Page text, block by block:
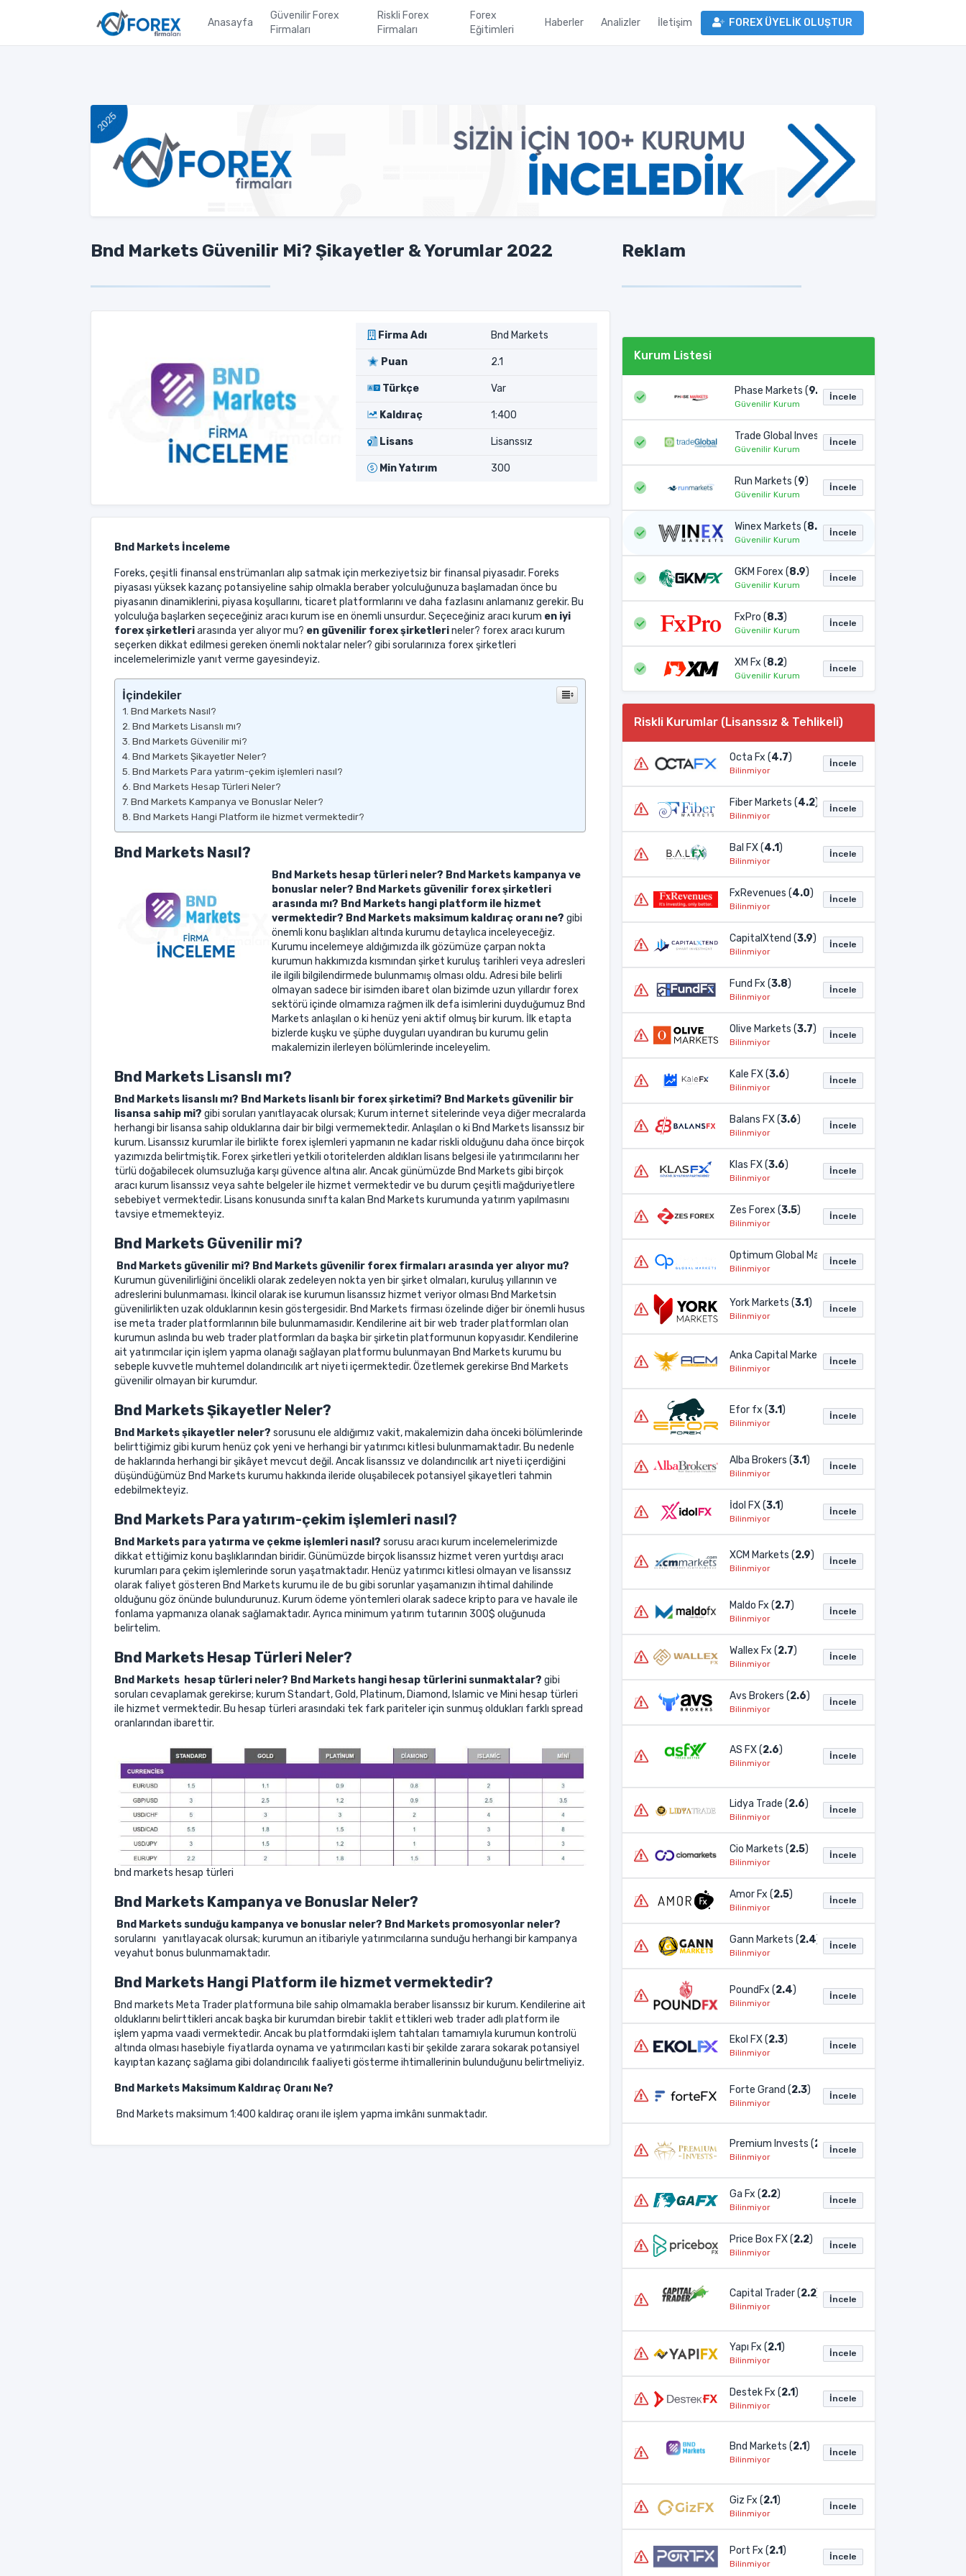
Anasayfa
Güvenilir Forex
Firmaları
Riskli Forex
Firmaları
Forex
Eğitimleri
Haberler Analizler İletişim FOREX ÜYELİK OLUŞTUR
Bnd Markets Güvenilir Mi? Şikayetler & Yorumlar 2022
Firma Adı Bnd Markets
Puan 2.1
Türkçe Var
Kaldıraç 1:400
Lisans Lisanssız
Min Yatırım 300
Bnd Markets İnceleme
Foreks, çeşitli finansal enstrümanları alıp satmak için merkeziyetsiz bir finansal piyasadır. Foreks
piyasası yüksek kazanç potansiyeline sahip olmakla beraber yolculuğunuza başlamadan önce bu
piyasanın dinamiklerini, piyasa koşullarını, ticaret platformlarını ve daha fazlasını anlamanız gerekir. Bu
yolculuğa başlarken seçeceğiniz aracı kurum ise en önemli unsurdur. Seçeceğiniz aracı kurum en iyi
forex şirketleriarasında yer alıyor mu? en güvenilir forex şirketlerineler? forex aracı kurum
seçerken dikkat edilmesi gereken önemli noktalar neler? gibi sorularınıza forex şirketleri
incelemelerimizle yanıt verme gayesindeyiz.
İçindekiler
Bnd Markets Nasıl?
Bnd Markets Lisanslı mı?
Bnd Markets Güvenilir mi?
Bnd Markets Şikayetler Neler?
Bnd Markets Para yatırım-çekim işlemleri nasıl?
Bnd Markets Hesap Türleri Neler?
Bnd Markets Kampanya ve Bonuslar Neler?
Bnd Markets Hangi Platform ile hizmet vermektedir?
Bnd Markets Nasıl?
Bnd Markets hesap türleri neler? Bnd Markets kampanya ve
bonuslar neler? Bnd Markets güvenilir forex şirketleri
arasında mı? Bnd Markets hangi platform ile hizmet
vermektedir? Bnd Markets maksimum kaldıraç oranı ne? gibi
önemli konu başlıkları altında kurumu detaylıca inceleyeceğiz.
Kurumu incelemeye aldığımızda ilk gözümüze çarpan nokta
kurumun hakkımızda kısmından şirket kuruluş tarihleri veya adresleri
ile ilgili bilgilendirmede bulunmamış olması oldu. Adresi bile belirli
olmayan sadece bir isimden ibaret olan bizimde uzun yıllardır forex
sektörü içinde olmamıza rağmen ilk defa isimlerini duyduğumuz Bnd
Markets anlaşılan o ki henüz yeni aktif olmuş bir kurum. İlk etapta
bizlerde kuşku ve şüphe duyguları uyandıran bu kurumu gelin
makalemizin ilerleyen bölümlerinde inceleyelim.
Bnd Markets Lisanslı mı?
Bnd Markets lisanslı mı? Bnd Markets lisanlı bir forex şirketimi? Bnd Markets güvenilir bir
lisansa sahip mi? gibi soruları yanıtlayacak olursak; Kurum internet sitelerinde veya diğer mecralarda
herhangi bir lisansa sahip olduklarına dair bir bilgi vermemektedir. Anlaşılan o ki Bnd Markets lisanssız bir
kurum. Lisanssız kurumlar ile birlikte forex işlemleri yapmanın ne kadar riskli olduğunu daha önce birçok
yazımızda belirtmiştik. Forex şirketleri yetkili otoritelerden aldıkları lisans belgesi ile yatırımcılarını her
türlü doğabilecek olumsuzluğa karşı güvence altına alır. Ancak günümüzde Bnd Markets gibi birçok
aracı kurum lisanssız veya sahte belgeler ile hizmet vermektedir ve bu durum çeşitli mağduriyetlere
sebebiyet vermektedir. Lisans konusunda sınıfta kalan Bnd Markets kurumunda yatırım yapılmasını
tavsiye etmemekteyiz.
Bnd Markets Güvenilir mi?
Bnd Markets güvenilir mi? Bnd Markets güvenilir forex firmaları arasında yer alıyor mu?
Kurumun güvenilirliğini öncelikli olarak zedeleyen nokta yen bir şirket olmaları, kuruluş yıllarının ve
adreslerini bulunmaması. İkincil olarak ise kurumun lisanssız hizmet veriyor olması Bnd Marketsin
güvenilirlikten uzak olduklarının kesin göstergesidir. Bnd Markets firması özelinde diğer bir önemli husus
ise meta trader platformlarının bile bulunmamasıdır. Kendilerine ait bir web trader platformları olan
kurumun aslında bu web trader platformları da başka bir şirketin platformunun kopyasıdır. Kendilerine
ait yatırımcılar için işlem yapma olanağı sağlayan platformu bulunmayan Bnd Markets kurumu bu
sebeple kuvvetle muhtemel dolandırıcılık art niyeti içermektedir. Özetlemek gerekirse Bnd Markets
güvenilir olmayan bir kurumdur.
Bnd Markets Şikayetler Neler?
Bnd Markets şikayetler neler? sorusunu ele aldığımız vakit, makalemizin daha önceki bölümlerinde
belirttiğimiz gibi kurum henüz çok yeni ve herhangi bir yatırımcı kitlesi bulunmamaktadır. Bu nedenle
de haklarında herhangi bir şikâyet mevcut değil. Ancak lisanssız ve dolandırıcılık art niyeti içerdiğini
düşündüğümüz Bnd Markets kurumu hakkında ileride oluşabilecek potansiyel şikayetleri tahmin
edebilmekteyiz.
Bnd Markets Para yatırım-çekim işlemleri nasıl?
Bnd Markets para yatırma ve çekme işlemleri nasıl? sorusu aracı kurum incelemelerimizde
dikkat ettiğimiz konu başlıklarından biridir. Günümüzde birçok lisanssız hizmet veren yurtdışı aracı
kurumları para çekim işlemlerinde sorun yaşatmaktadır. Henüz yatırımcı kitlesi olmayan ve lisanssız
olarak faliyet gösteren Bnd Markets kurumu ile de bu gibi sorunlar yaşamanızın ihtimal dahilinde
olduğunu göz önünde bulundurunuz. Kurum ödeme yöntemleri olarak sadece kripto para ve havale ile
fonlama yapmanıza olanak sağlamaktadır. Ayrıca minimum yatırım tutarının 300$ oluğunuda
belirtelim.
Bnd Markets Hesap Türleri Neler?
Bnd Markets hesap türleri neler? Bnd Markets hangi hesap türlerini sunmaktalar? gibi
soruları cevaplamak gerekirse; kurum Standart, Gold, Platinum, Diamond, Islamic ve Mini hesap türleri
ile hizmet vermektedir. Bu hesap türleri arasındaki tek fark pariteler için sunmuş oldukları farklı spread
oranlarından ibarettir.
bnd markets hesap türleri
Bnd Markets Kampanya ve Bonuslar Neler?
Bnd Markets sunduğu kampanya ve bonuslar neler? Bnd Markets promosyonlar neler?
sorularını yanıtlayacak olursak; kurumun an itibariyle yatırımcılarına sunduğu herhangi bir kampanya
veyahut bonus bulunmamaktadır.
Bnd Markets Hangi Platform ile hizmet vermektedir?
Bnd markets Meta Trader platformuna bile sahip olmamakla beraber lisanssız bir kurum. Kendilerine ait
olduklarını belirttikleri ancak başka bir kurumdan birebir taklit ettikleri web trader adlı platform ile
işlem yapma vaadi vermektedir. Ancak bu platformdaki işlem tahtaları tamamıyla kurumun kontrolü
altında olması hasebiyle fiyatlarda oynama ve yatırımcıları kasti bir şekilde zarara sokarak potansiyel
kayıptan kazanç sağlama gibi dolandırıcılık faaliyeti gösterme ihtimallerinin bulunduğunu belirtmeliyiz.
Bnd Markets Maksimum Kaldıraç Oranı Ne?
Bnd Markets maksimum 1:400 kaldıraç oranı ile işlem yapma imkânı sunmaktadır.
Reklam
Kurum Listesi
Phase Markets (9.1 )
Güvenilir Kurum
İncele
Trade Global Invest (9)
Güvenilir Kurum
İncele
Run Markets (9)
Güvenilir Kurum
İncele
Winex Markets (8.9)
Güvenilir Kurum
İncele
GKM Forex (8.9)
Güvenilir Kurum
İncele
FxPro (8.3)
Güvenilir Kurum
İncele
XM Fx (8.2)
Güvenilir Kurum
İncele
Riskli Kurumlar (Lisanssız & Tehlikeli)
Octa Fx (4.7)
Bilinmiyor
İncele
Fiber Markets (4.2)
Bilinmiyor
İncele
Bal FX (4.1)
Bilinmiyor
İncele
FxRevenues (4.0)
Bilinmiyor
İncele
CapitalXtend (3.9)
Bilinmiyor
İncele
Fund Fx (3.8)
Bilinmiyor
İncele
Olive Markets (3.7)
Bilinmiyor
İncele
Kale FX (3.6)
Bilinmiyor
İncele
Balans FX (3.6)
Bilinmiyor
İncele
Klas FX (3.6)
Bilinmiyor
İncele
Zes Forex (3.5)
Bilinmiyor
İncele
Optimum Global Markets (3.2
Bilinmiyor
İncele
York Markets (3.1)
Bilinmiyor
İncele
Anka Capital Markets (3.1)
Bilinmiyor
İncele
Efor fx (3.1)
Bilinmiyor
İncele
Alba Brokers (3.1)
Bilinmiyor
İncele
İdol FX (3.1)
Bilinmiyor
İncele
XCM Markets (2.9)
Bilinmiyor
İncele
Maldo Fx (2.7)
Bilinmiyor
İncele
Wallex Fx (2.7)
Bilinmiyor
İncele
Avs Brokers (2.6)
Bilinmiyor
İncele
AS FX (2.6)
Bilinmiyor
İncele
Lidya Trade (2.6)
Bilinmiyor
İncele
Cio Markets (2.5)
Bilinmiyor
İncele
Amor Fx (2.5)
Bilinmiyor
İncele
Gann Markets (2.4)
Bilinmiyor
İncele
PoundFx (2.4)
Bilinmiyor
İncele
Ekol FX (2.3)
Bilinmiyor
İncele
Forte Grand (2.3)
Bilinmiyor
İncele
Premium Invests (2.3)
Bilinmiyor
İncele
Ga Fx (2.2)
Bilinmiyor
İncele
Price Box FX (2.2)
Bilinmiyor
İncele
Capital Trader (2.2)
Bilinmiyor
İncele
Yapı Fx (2.1)
Bilinmiyor
İncele
Destek Fx (2.1)
Bilinmiyor
İncele
Bnd Markets (2.1)
Bilinmiyor
İncele
Giz Fx (2.1)
Bilinmiyor
İncele
Port Fx (2.1)
Bilinmiyor
İncele